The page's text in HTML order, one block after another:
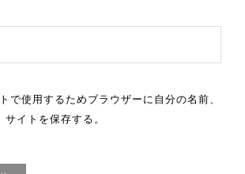
で使用するためブラウザーに自分の名前、
イトを保存する。